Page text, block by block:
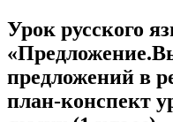
Урок русского
предложений в
план-конспект